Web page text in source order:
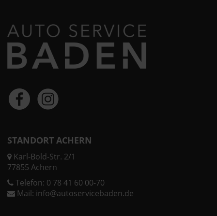
STANDORT ACHERN
Karl-Bold-Str. 2/1
77855 Achern
Telefon: 0 78 41 60 00-70
Mail: info@autoservicebaden.de